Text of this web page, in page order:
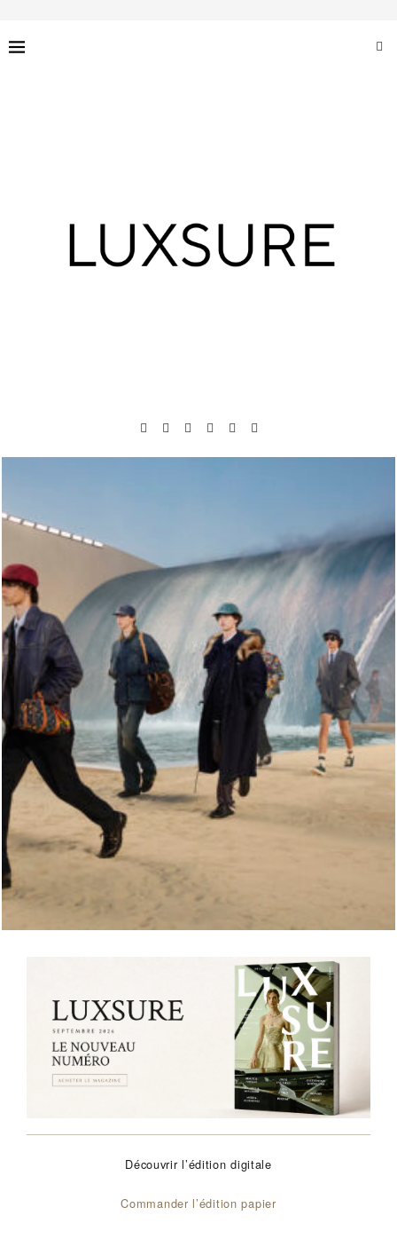
LA VAGUE COMME GRAMMAIRE MASCULINE
Découvrir l’édition digitale
Commander l’édition papier